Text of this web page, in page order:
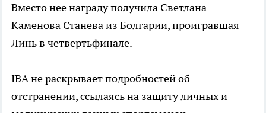
Вместо нее награду получила Светлана
Каменова Станева из Болгарии, проигравшая
Линь в четвертьфинале.
IBA не раскрывает подробностей об
отстранении, ссылаясь на защиту личных и